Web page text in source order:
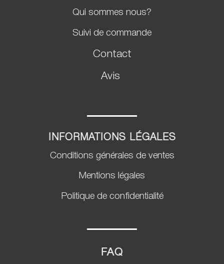
Qui sommes nous?
Suivi de commande
Contact
Avis
INFORMATIONS LÉGALES
Conditions générales de ventes
Mentions légales
Politique de confidentialité
FAQ